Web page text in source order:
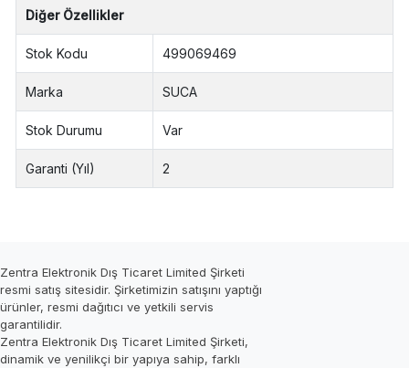
Diğer Özellikler
Stok Kodu 499069469
Marka SUCA
Stok Durumu Var
Garanti (Yıl) 2
Zentra Elektronik Dış Ticaret Limited Şirketi
resmi satış sitesidir. Şirketimizin satışını yaptığı
ürünler, resmi dağıtıcı ve yetkili servis
garantilidir.
Zentra Elektronik Dış Ticaret Limited Şirketi,
dinamik ve yenilikçi bir yapıya sahip, farklı